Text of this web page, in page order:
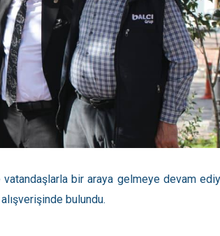
bir araya gelmeye devam
bulundu.